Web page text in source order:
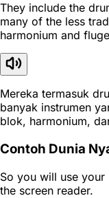
They include the
many of the less
harmonium and
Mereka termasuk
banyak instrumen
blok, harmonium,
Contoh Dunia
So you will use
the screen reader.